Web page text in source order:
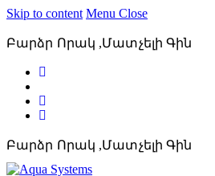
Skip to content Menu Close
Բարձր Որակ ,մատչելի
Բարձր Որակ ,մատչելի